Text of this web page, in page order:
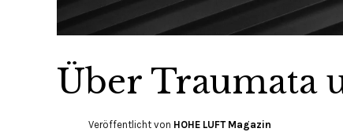
Über Traumata
Veröffentlicht von HOHE LUFT Magazin